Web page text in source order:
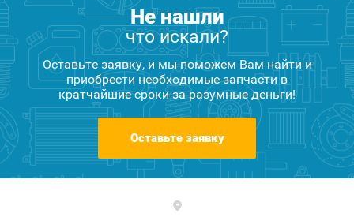
Не нашли
что искали?
Оставьте заявку, и мы поможем Вам найти и
приобрести необходимые запчасти в
кратчайшие сроки за разумные деньги!
Оставьте заявку